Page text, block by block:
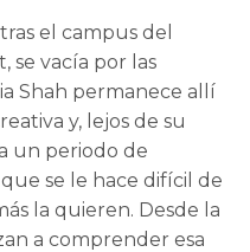
el campus del
se vacía por las
Shah permanece allí
y, lejos de su
un periodo de
se le hace difícil de
la quieren. Desde la
a comprender esa